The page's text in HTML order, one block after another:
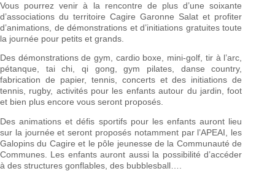
Vous pourrez venir à la rencontre de plus d’une soixante
d’associations du territoire Cagire Garonne Salat et profiter
d’animations, de démonstrations et d’initiations gratuites toute
la journée pour petits et grands.
Des démonstrations de gym, cardio boxe, mini-golf, tir à l’arc,
pétanque, tai chi, qi gong, gym pilates, danse country,
fabrication de papier, tennis, concerts et des initiations de
tennis, rugby, activités pour les enfants autour du jardin, foot
et bien plus encore vous seront proposés.
Des animations et défis sportifs pour les enfants auront lieu
sur la journée et seront proposés notamment par l’APEAI, les
Galopins du Cagire et le pôle jeunesse de la Communauté de
Communes. Les enfants auront aussi la possibilité d’accéder
à des structures gonflables, des bubblesball….